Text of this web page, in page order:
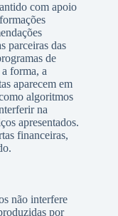
com apoio
parceiras das
de
forma, a
aparecem em
algoritmos
na
apresentados.
financeiras,
não interfere
por